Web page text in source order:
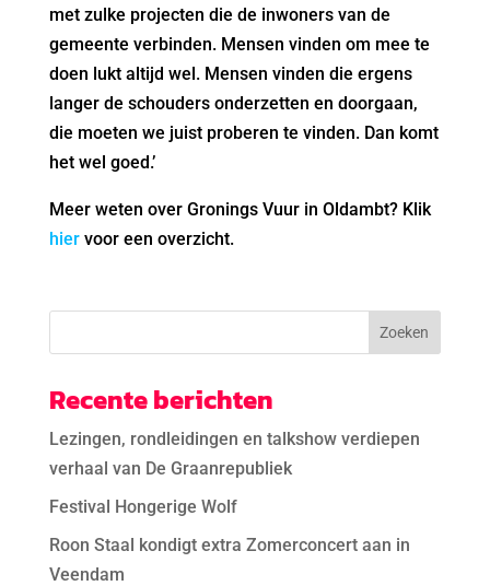
met zulke projecten die de inwoners van de
gemeente verbinden. Mensen vinden om mee te
doen lukt altijd wel. Mensen vinden die ergens
langer de schouders onderzetten en doorgaan,
die moeten we juist proberen te vinden. Dan komt
het wel goed.’
Meer weten over Gronings Vuur in Oldambt? Klik
hiervoor een overzicht.
Recente berichten
Lezingen, rondleidingen en talkshow verdiepen
verhaal van De Graanrepubliek
Festival Hongerige Wolf
Roon Staal kondigt extra Zomerconcert aan in
Veendam